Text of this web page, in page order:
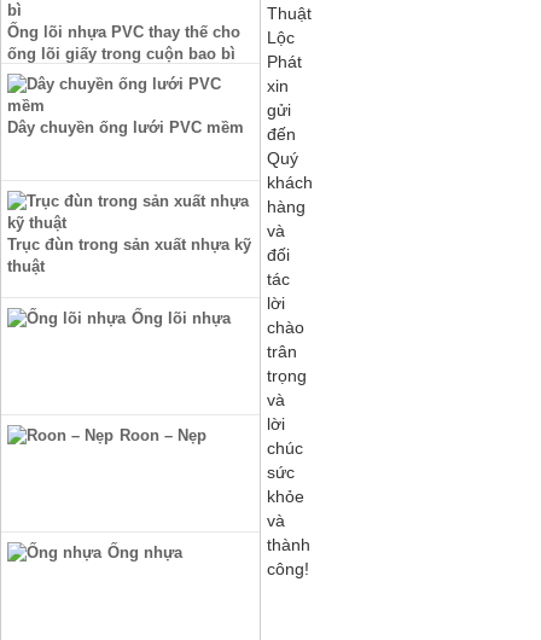
Ống lõi nhựa PVC thay thế cho
ống lõi giấy trong cuộn bao bì
Dây chuyền ống lưới PVC mềm
Trục đùn trong sản xuất nhựa kỹ
thuật
Ống lõi nhựa
Roon – Nẹp
Ống nhựa
Thuật
Lộc
Phát
xin
gửi
đến
Quý
khách
hàng
và
đối
tác
lời
chào
trân
trọng
và
lời
chúc
sức
khỏe
và
thành
công!